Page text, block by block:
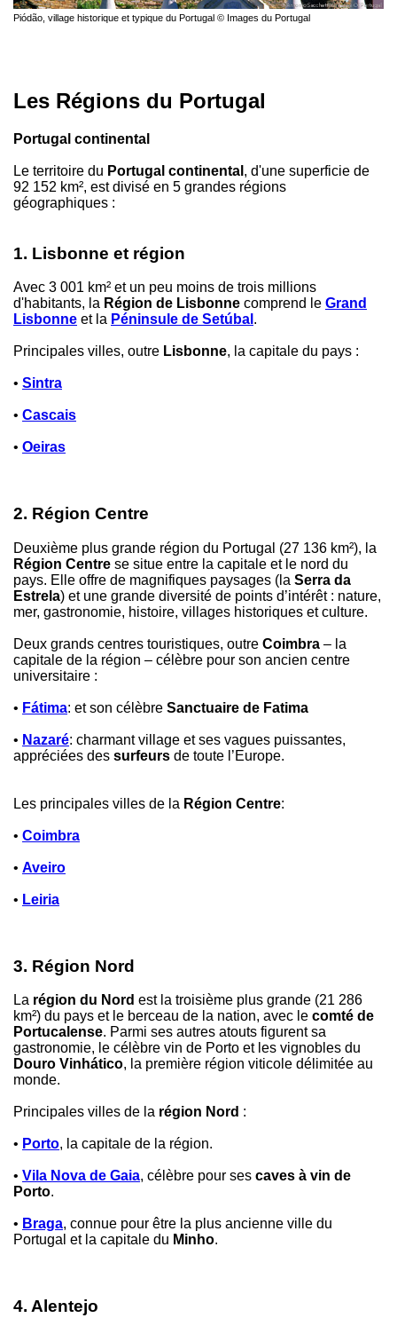
Piódão, village historique et typique du Portugal © Images du Portugal
Les Régions du Portugal
Portugal continental
Le territoire du Portugal continental , d'une superficie de
92 152 km², est divisé en 5 grandes régions
géographiques :
1. Lisbonne et région
Avec 3 001 km² et un peu moins de trois millions
d'habitants, la Région de Lisbonne comprend le Grand
Lisbonne et la Péninsule de Setúbal .
Principales villes, outre Lisbonne, la capitale du pays :
• Sintra
• Cascais
• Oeiras
2. Région Centre
Deuxième plus grande région du Portugal (27 136 km²), la
Région Centre se situe entre la capitale et le nord du
pays. Elle offre de magnifiques paysages (la Serra da
Estrela) et une grande diversité de points d’intérêt : nature,
mer, gastronomie, histoire, villages historiques et culture.
Deux grands centres touristiques, outre Coimbra – la
capitale de la région – célèbre pour son ancien centre
universitaire :
• Fátima: et son célèbre Sanctuaire de Fatima
• Nazaré: charmant village et ses vagues puissantes,
appréciées des surfeurs de toute l’Europe.
Les principales villes de la Région Centre:
• Coimbra
• Aveiro
• Leiria
3. Région Nord
La région du Nord est la troisième plus grande (21 286
km²) du pays et le berceau de la nation, avec le comté de
Portucalense. Parmi ses autres atouts figurent sa
gastronomie, le célèbre vin de Porto et les vignobles du
Douro Vinhático, la première région viticole délimitée au
monde.
Principales villes de la région Nord :
• Porto, la capitale de la région.
• Vila Nova de Gaia, célèbre pour ses caves à vin de
Porto.
• Braga, connue pour être la plus ancienne ville du
Portugal et la capitale du Minho.
4. Alentejo